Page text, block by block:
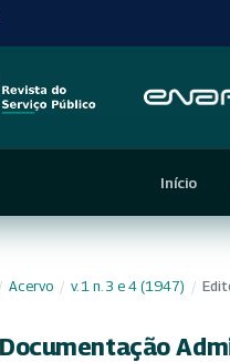
Início
/ Acervo / v. 1 n. 3 e 4 (1947) /